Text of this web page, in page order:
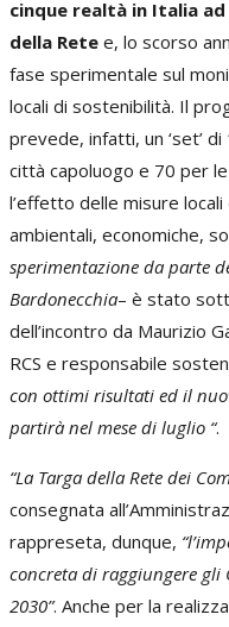
cinque realtà in Italia
della Rete e, lo scorso
fase sperimentale sul
locali di sostenibilità. Il
prevede, infatti, un ‘set’
città capoluogo e 70 per
l’effetto delle misure
ambientali, economiche,
sperimentazione da parte
Bardonecchia– è stato
dell’incontro da Maurizio
RCS e responsabile
con ottimi risultati ed il
partirà nel mese di luglio “.
“La Targa della Rete dei
consegnata
rappreseta, dunque,
concreta di raggiungere gli
2030”. Anche per la